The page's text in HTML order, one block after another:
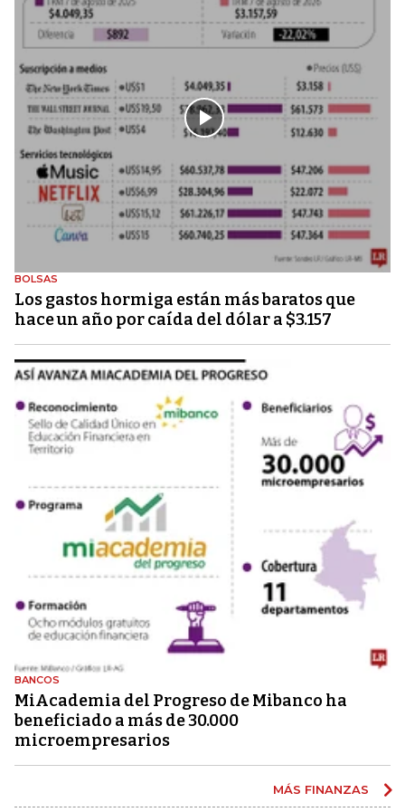
BOLSAS
Los gastos hormiga están más baratos que
hace un año por caída del dólar a $3.157
BANCOS
MiAcademia del Progreso de Mibanco ha
beneficiado a más de 30.000
microempresarios
MÁS FINANZAS